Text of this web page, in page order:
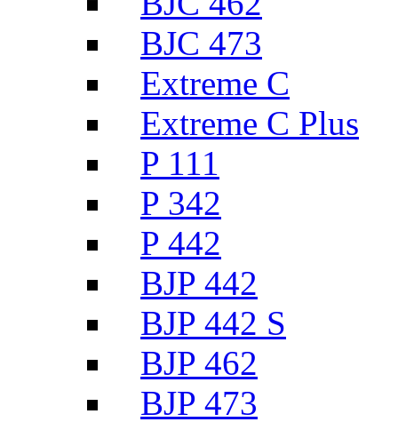
BJC 473
Extreme C
Extreme C Plus
P 111
P 342
P 442
BJP 442
BJP 442 S
BJP 462
BJP 473